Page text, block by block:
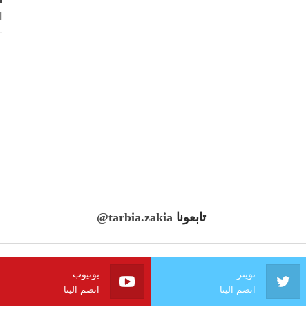
تابعونا @tarbia.zakia
تويتر
انضم الينا
يوتيوب
انضم الينا